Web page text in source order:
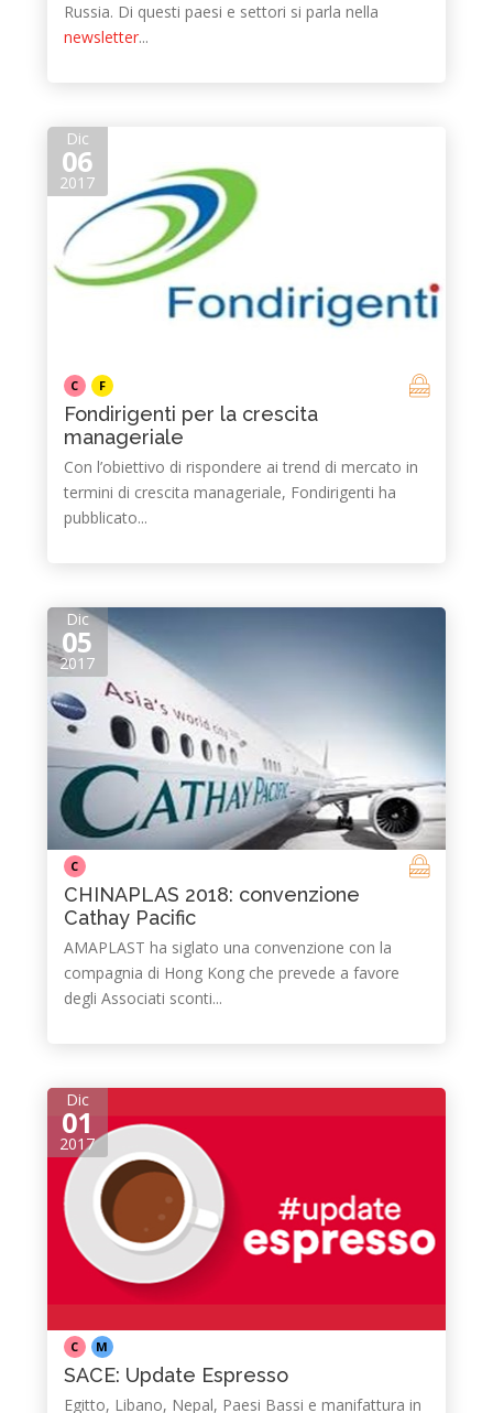
Russia. Di questi paesi e settori si parla nella
newsletter...
Dic
06
2017
C F
Fondirigenti per la crescita
manageriale
Con l’obiettivo di rispondere ai trend di mercato in
termini di crescita manageriale, Fondirigenti ha
pubblicato...
Dic
05
2017
C
CHINAPLAS 2018: convenzione
Cathay Pacific
AMAPLAST ha siglato una convenzione con la
compagnia di Hong Kong che prevede a favore
degli Associati sconti...
Dic
01
2017
C M
SACE: Update Espresso
Egitto, Libano, Nepal, Paesi Bassi e manifattura in